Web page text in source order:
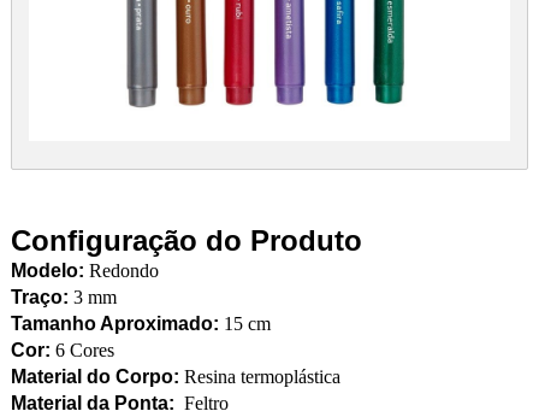
Configuração do Produto
Modelo: Redondo
Traço: 3 mm
Tamanho Aproximado: 15 cm
Cor: 6 Cores
Material do Corpo: Resina termoplástica
Material da Ponta: Feltro